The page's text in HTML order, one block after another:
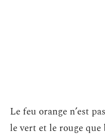
Le feu orange n’est
le vert et le rouge